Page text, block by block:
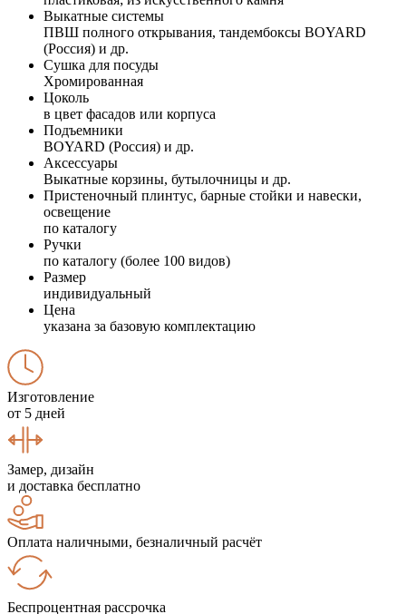
Выкатные системы
ПВШ полного открывания, тандембоксы BOYARD
(Россия) и др.
Сушка для посуды
Хромированная
Цоколь
в цвет фасадов или корпуса
Подъемники
BOYARD (Россия) и др.
Аксессуары
Выкатные корзины, бутылочницы и др.
Пристеночный плинтус, барные стойки и навески,
освещение
по каталогу
Ручки
по каталогу (более 100 видов)
Размер
индивидуальный
Цена
указана за базовую комплектацию
Изготовление
от 5 дней
Замер, дизайн
и доставка бесплатно
Оплата наличными, безналичный расчёт
Беспроцентная рассрочка